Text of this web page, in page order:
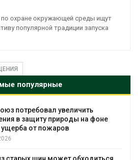
по охране окружающей среды ищут
популярной традиции запуска
популярные
потребовал увеличить
в защиту природы на фоне
ущерба от пожаров
старых шин может обходиться